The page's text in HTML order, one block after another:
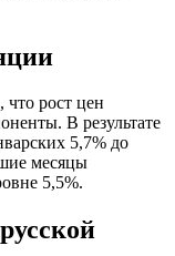
что рост цен
В результате
5,7% до
месяцы
5,5%.